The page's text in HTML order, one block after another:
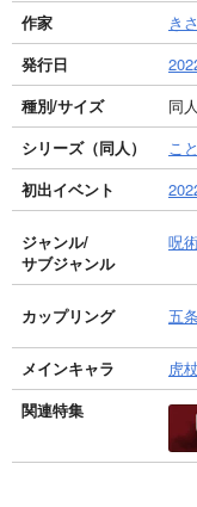
作家
き
発行日
種別/サイズ
同
シリーズ（同人）
こ
初出イベント
ジャンル/
サブジャンル
呪
カップリング 五
メインキャラ 虎
関連特集